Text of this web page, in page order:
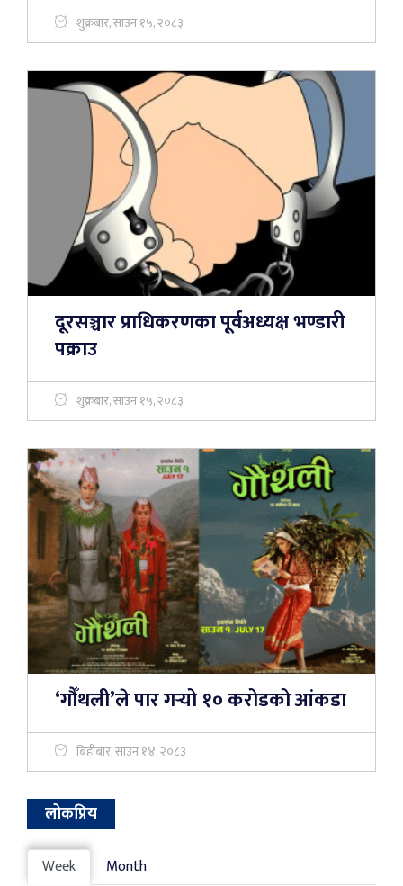
शुक्रबार, साउन १५, २०८३
दूरसञ्चार प्राधिकरणका पूर्वअध्यक्ष भण्डारी
पक्राउ
शुक्रबार, साउन १५, २०८३
‘गौँथली’ले पार गर्‍यो १० करोडको आंकडा
बिहीबार, साउन १४, २०८३
लोकप्रिय
Week Month